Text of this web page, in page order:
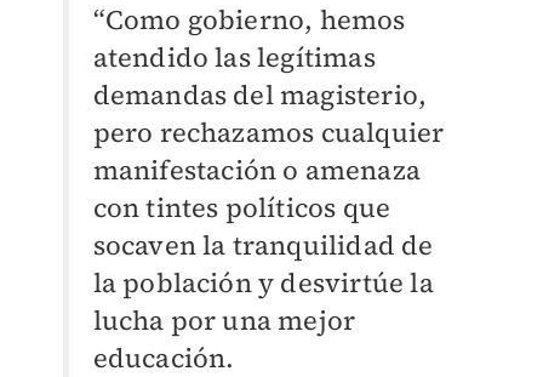
“Como gobierno, hemos
atendido las legítimas
demandas del magisterio,
pero rechazamos cualquier
manifestación o amenaza
con tintes políticos que
socaven la tranquilidad de
la población y desvirtúe la
lucha por una mejor
educación.